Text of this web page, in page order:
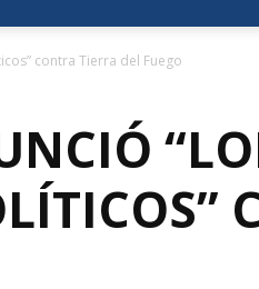
contra Tierra del Fuego